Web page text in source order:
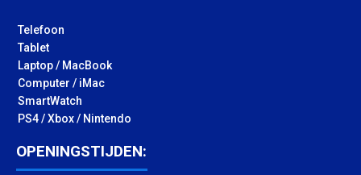
Telefoon
Tablet
Laptop / MacBook
Computer / iMac
SmartWatch
PS4 / Xbox / Nintendo
OPENINGSTIJDEN: